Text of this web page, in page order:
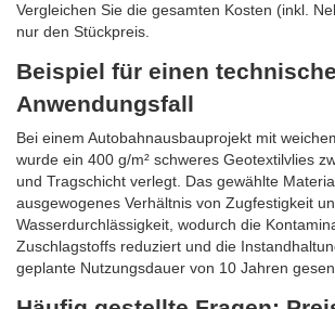
Vergleichen Sie die gesamten Kosten (inkl.
nur den Stückpreis.
Beispiel für einen
Anwendungsfall
Bei einem Autobahnausbauprojekt mit
wurde ein 400 g/m² schweres Geotextilvlies
und Tragschicht verlegt. Das gewählte
ausgewogenes Verhältnis von Zugfestigkeit
Wasserdurchlässigkeit, wodurch die
Zuschlagstoffs reduziert und die
geplante Nutzungsdauer von 10 Jahren